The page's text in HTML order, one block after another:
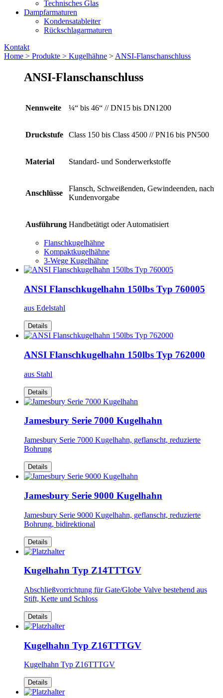
Technisches Glas
Dampfarmaturen
Kondensatableiter
Rückschlagarmaturen
Kontakt
Home > Produkte > Kugelhähne > ANSI-Flanschanschluss
ANSI-Flanschanschluss
Nennweite ¼“ bis 46“ // DN15 bis DN1200
Druckstufe Class 150 bis Class 4500 // PN16 bis PN500
Material Standard- und Sonderwerkstoffe
Anschlüsse
Flansch, Schweißenden, Gewindeenden, nach
Kundenvorgabe
Ausführung Handbetätigt oder Automatisiert
Flanschkugelhähne
Kompaktkugelhähne
3-Wege Kugelhähne
ANSI Flanschkugelhahn 150lbs Typ 760005
aus Edelstahl
Details
ANSI Flanschkugelhahn 150lbs Typ 762000
aus Stahl
Details
Jamesbury Serie 7000 Kugelhahn
Jamesbury Serie 7000 Kugelhahn, geflanscht, reduzierte
Bohrung
Details
Jamesbury Serie 9000 Kugelhahn
Jamesbury Serie 9000 Kugelhahn, geflanscht, reduzierte
Bohrung, bidirektional
Details
Kugelhahn Typ Z14TTTGV
Abschließvorrichtung für Gate/Globe Valve bestehend aus
Stift, Kette und Schloss
Details
Kugelhahn Typ Z16TTTGV
Kugelhahn Typ Z16TTTGV
Details